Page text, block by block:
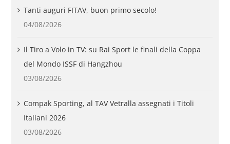
Tanti auguri FITAV, buon primo secolo!
04/08/2026
Il Tiro a Volo in TV: su Rai Sport le finali della Coppa
del Mondo ISSF di Hangzhou
03/08/2026
Compak Sporting, al TAV Vetralla assegnati i Titoli
Italiani 2026
03/08/2026